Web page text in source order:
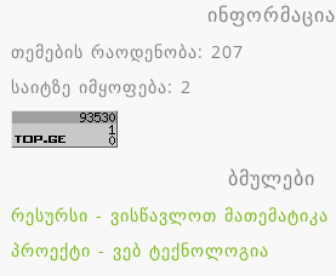
ინფორმაცია
თემების რაოდენობა: 207
საიტზე იმყოფება: 2
ბმულები
რესურსი - ვისწავლოთ მათემატიკა
პროექტი - ვებ ტექნოლოგია